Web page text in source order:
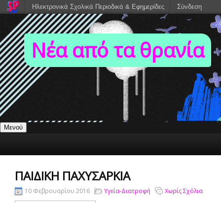
Νέα από τα θρανία
Μενού
ΠΑΙΔΙΚΉ ΠΑΧΥΣΑΡΚΊΑ
10 Φεβρουαρίου 2016 Υγεία-Διατροφή Χωρίς Σχόλια
Ηλεκτρονικά Σχολικά Περιοδικά & Εφημερίδες Σύνδεση